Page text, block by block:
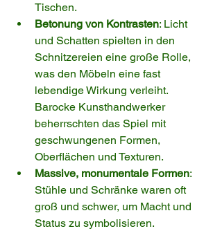
Tischen.
Betonung von Kontrasten: Licht
und Schatten spielten in den
Schnitzereien eine große Rolle,
was den Möbeln eine fast
lebendige Wirkung verleiht.
Barocke Kunsthandwerker
beherrschten das Spiel mit
geschwungenen Formen,
Oberflächen und Texturen.
Massive, monumentale Formen:
Stühle und Schränke waren oft
groß und schwer, um Macht und
Status zu symbolisieren.